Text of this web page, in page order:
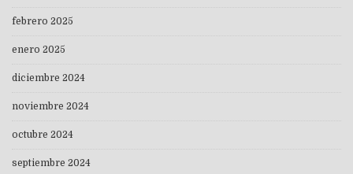
febrero 2025
enero 2025
diciembre 2024
noviembre 2024
octubre 2024
septiembre 2024